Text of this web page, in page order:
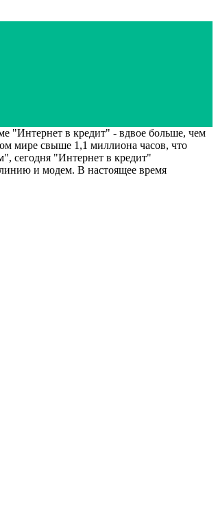
"Интернет в кредит" - вдвое больше, чем
мире свыше 1,1 миллиона часов, что
сегодня "Интернет в кредит"
линию и модем. В настоящее время